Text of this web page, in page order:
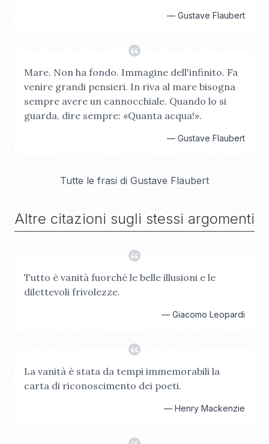
— Gustave Flaubert
Mare. Non ha fondo. Immagine dell'infinito. Fa
venire grandi pensieri. In riva al mare bisogna
sempre avere un cannocchiale. Quando lo si
guarda, dire sempre: «Quanta acqua!».
— Gustave Flaubert
Tutte le frasi di Gustave Flaubert
Altre citazioni sugli stessi argomenti
Tutto è vanità fuorché le belle illusioni e le
dilettevoli frivolezze.
— Giacomo Leopardi
La vanità è stata da tempi immemorabili la
carta di riconoscimento dei poeti.
— Henry Mackenzie